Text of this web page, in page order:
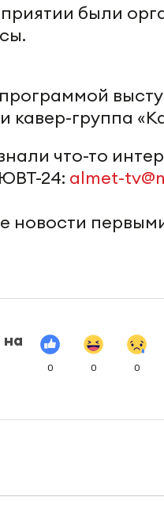
были
кавер-группа
что-то
24: almet-
новости
0 0 0